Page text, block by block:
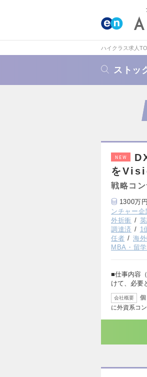
ハイクラス求人
ストッ
NEW
を
戦略コ
1300万
ンチャー企
外折衝
調達済
1
任者
海
MBA・留
■仕事内容
けて、必要
会社概要
に外資系コ